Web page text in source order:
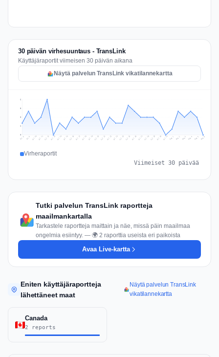
30 päivän virhesuuntaus - TransLink
Käyttäjäraportit viimeisen 30 päivän aikana
Näytä palvelun TransLink vikatilannekartta
2
3
5
6
Jul 8 Jul 9 Jul 10 Jul 11 Jul 12 Jul 13 Jul 14 Jul 15 Jul 16 Jul 17 Jul 18 Jul 19 Jul 20 Jul 21 Jul 22 Jul 23 Jul 24 Jul 25 Jul 26 Jul 27 Jul 28 Jul 29 Jul 30 Jul 31 Aug 1 Aug 2 Aug 3 Aug 4 Aug 5 Aug 6
Virheraportit
Viimeiset 30 päivää
Tutki palvelun TransLink raportteja
maailmankartalla
Tarkastele raportteja maittain ja näe, missä päin maailmaa
ongelmia esiintyy. — 🌍 2 raporttia useista eri paikoista
Avaa Live-kartta
Eniten käyttäjäraportteja
lähettäneet maat
Näytä palvelun TransLink
vikatilannekartta
Canada
2 reports